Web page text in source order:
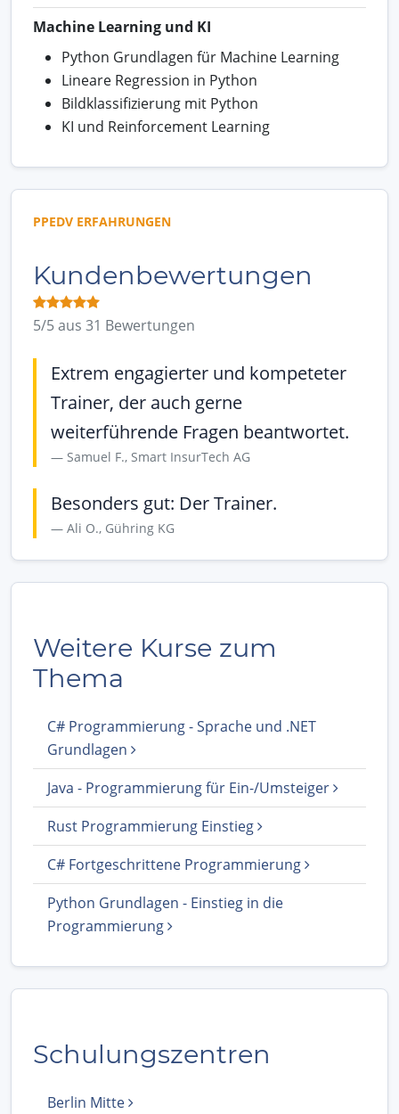
Machine Learning und KI
Python Grundlagen für Machine Learning
Lineare Regression in Python
Bildklassifizierung mit Python
KI und Reinforcement Learning
PPEDV ERFAHRUNGEN
Kundenbewertungen
5/5 aus 31 Bewertungen
Extrem engagierter und kompeteter
Trainer, der auch gerne
weiterführende Fragen beantwortet.
Samuel F., Smart InsurTech AG
Besonders gut: Der Trainer.
Ali O., Gühring KG
Weitere Kurse zum
Thema
C# Programmierung - Sprache und .NET
Grundlagen
Java - Programmierung für Ein-/Umsteiger
Rust Programmierung Einstieg
C# Fortgeschrittene Programmierung
Python Grundlagen - Einstieg in die
Programmierung
Schulungszentren
Berlin Mitte